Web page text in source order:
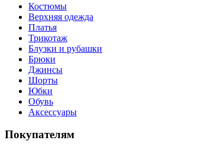
Костюмы
Верхняя одежда
Платья
Трикотаж
Блузки и рубашки
Брюки
Джинсы
Шорты
Юбки
Обувь
Аксессуары
Покупателям